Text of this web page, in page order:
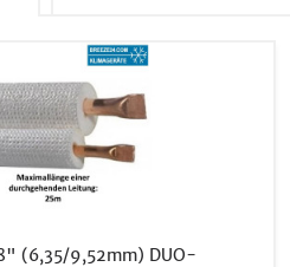
(6,35/9,52mm) DUO-